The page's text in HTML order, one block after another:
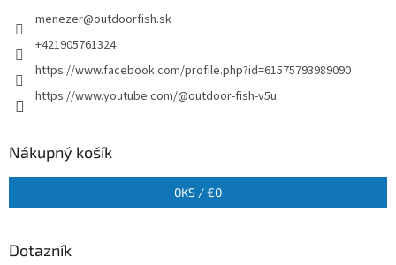
menezer@outdoorfish.sk
+421905761324
https://www.facebook.com/profile.php?id=61575793989090
https://www.youtube.com/@outdoor-fish-v5u
Nákupný košík
0KS /€0
Dotazník